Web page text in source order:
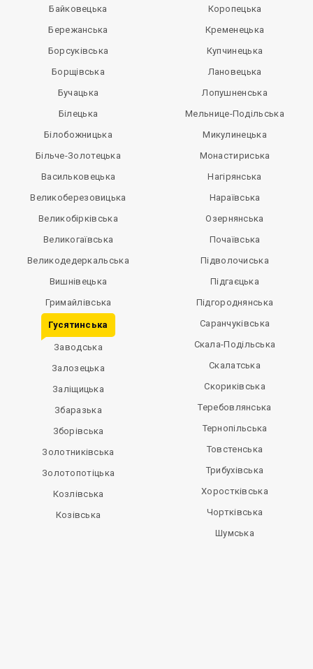
Байковецька
Бережанська
Борсуківська
Борщівська
Бучацька
Білецька
Білобожницька
Більче-Золотецька
Васильковецька
Великоберезовицька
Великобірківська
Великогаївська
Великодедеркальська
Вишнівецька
Гримайлівська
Гусятинська
Заводська
Залозецька
Заліщицька
Збаразька
Зборівська
Золотниківська
Золотопотіцька
Козлівська
Козівська
Коропецька
Кременецька
Купчинецька
Лановецька
Лопушненська
Мельнице-Подільська
Микулинецька
Монастириська
Нагірянська
Нараївська
Озернянська
Почаївська
Підволочиська
Підгаєцька
Підгороднянська
Саранчуківська
Скала-Подільська
Скалатська
Скориківська
Теребовлянська
Тернопільська
Товстенська
Трибухівська
Хоростківська
Чортківська
Шумська